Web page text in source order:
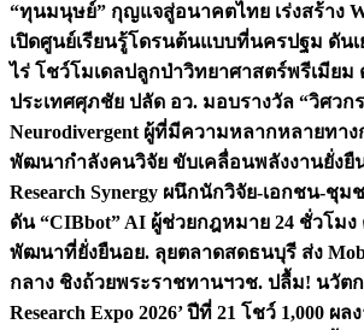
“ทุนมนุษย์” กุญแจสู่อนาคตไทย เร่งสร้าง
เปิดศูนย์เรียนรู้โดรนต้นแบบที่นครปฐม ดัน
ไร่ โชว์โมเดลปลูกป่าวิทยาศาสตร์พรีเมีย
ประเทศศุภชัย ปลัด อว. มอบรางวัล “วิศว
Neurodivergent ผู้ที่มีความหลากหลายทา
พัฒนากำลังคนวิจัย ขับเคลื่อนพลังงานยั่งยืน
Research Synergy ผนึกนักวิจัย-เอกชน-ชุ
ดัน “CIBbot” AI ผู้ช่วยกฎหมาย 24 ชั่วโ
พัฒนาที่ยั่งยืนอย. ลุยตลาดสดธนบุรี ส่ง
กลาง ชิงถ้วยพระราชทานฯวช. ปลื้ม! นวัตก
Research Expo 2026’ ปีที่ 21 โชว์ 1,000